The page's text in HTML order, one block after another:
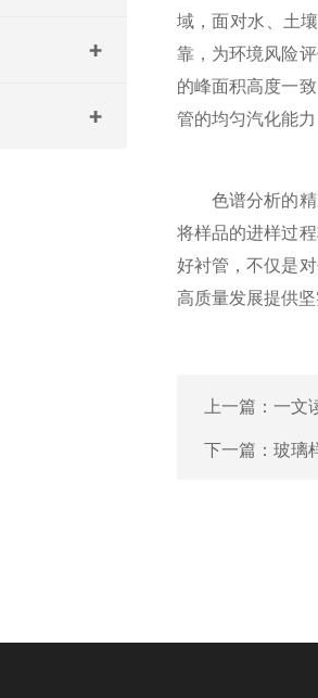
域，面对水、土
靠，为环境风险
的峰面积高度一
管的均匀汽化能
色谱分析的精准
将样品的进样过
好衬管，不仅是
高质量发展提供坚
上一篇： 一文
下一篇： 玻璃